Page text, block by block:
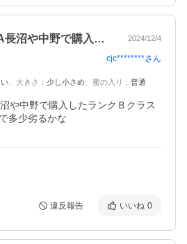
墓参りの帰郷で、JA長沼や中野で購入し… 2024/12/4
cjc********さん
大きさ ： 少し小さめ 蜜の入り ： 普通
や中野で購入したランクＢクラス
多少劣るかな
違反報告 いいね 0